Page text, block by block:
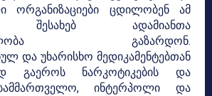
ორგანიზაციები ცდილობენ ამ
შესახებ ადამიანთა
გაზარდონ.
და უხარისხო მედიკამენტებთან
გაეროს ნარკოტიკების და
ინტერპოლი და